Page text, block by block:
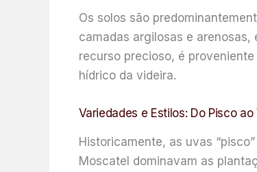
Os solos são
camadas argilosas e
recurso precioso, é
hídrico da videira.
Variedades e Estilos: Do Pisco ao
Historicamente, as uvas
Moscatel dominavam as